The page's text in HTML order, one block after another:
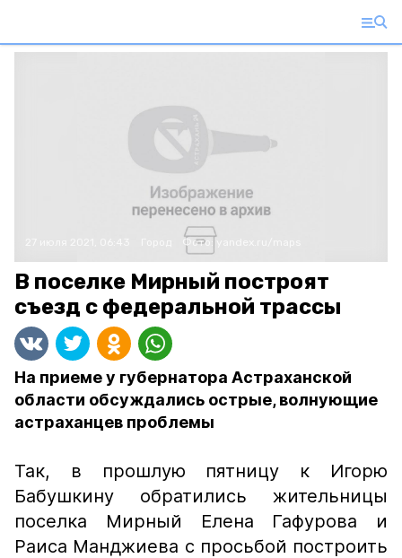
Фото:
В поселке Мирный построят
съезд с федеральной трассы
На приеме у губернатора Астраханской
области обсуждались острые, волнующие
астраханцев проблемы
Так, в прошлую пятницу к Игорю
Бабушкину обратились жительницы
поселка Мирный Елена Гафурова и
Раиса Манджиева с просьбой построить